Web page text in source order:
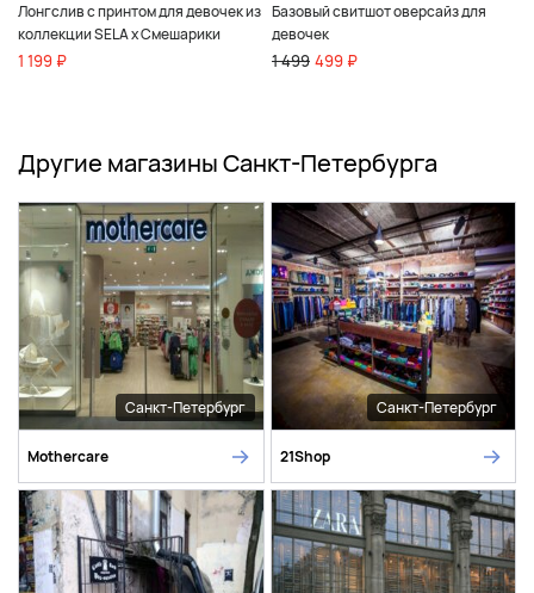
Лонгслив с принтом для девочек из
коллекции SELA x Смешарики
1 199 ₽
Базовый свитшот оверсайз для
девочек
1 499 499 ₽
Другие магазины Санкт-Петербурга
Санкт-Петербург
Mothercare
Санкт-Петербург
21Shop